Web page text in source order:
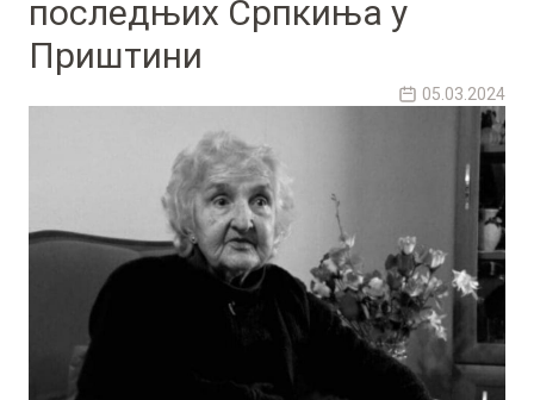
последњих Српкиња у
Приштини
05.03.2024